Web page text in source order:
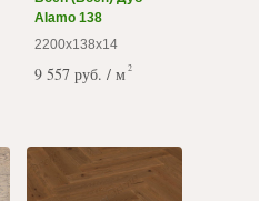
Alamo 138
2200х138х14
9 557 руб. / м 2